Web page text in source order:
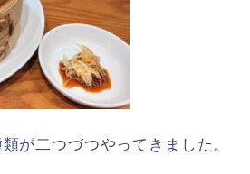
が二つづつやってきました。